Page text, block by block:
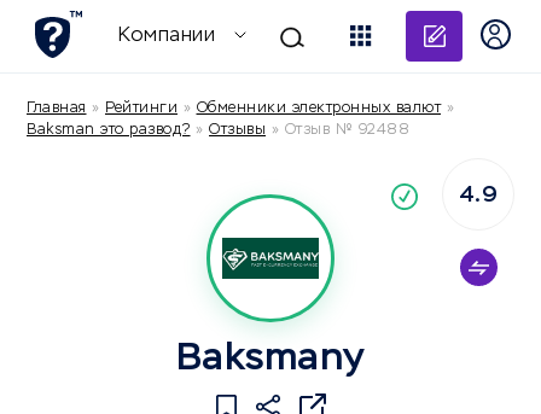
Компании
Главная » Рейтинги » Обменники электронных валют»
Baksman это развод? » Отзывы » Отзыв № 92488
Baksmany
4.9